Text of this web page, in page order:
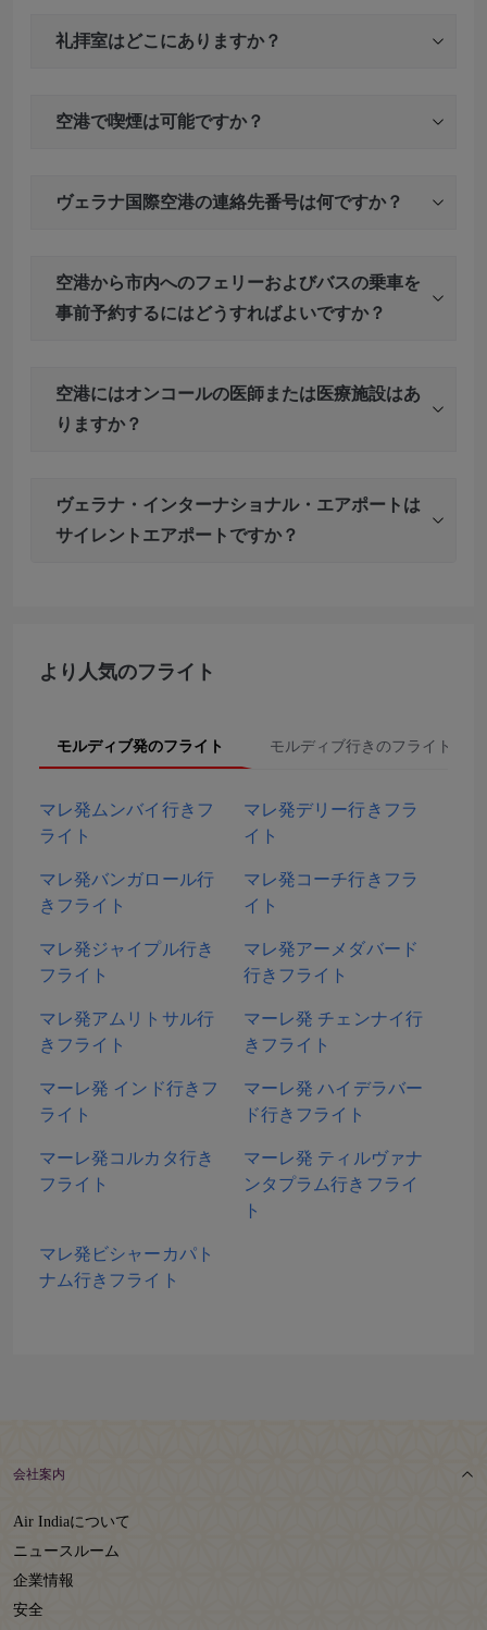
礼拝室はどこにありますか？
空港で喫煙は可能ですか？
ヴェラナ国際空港の連絡先番号は何ですか？
空港から市内へのフェリーおよびバスの乗車を
事前予約するにはどうすればよいですか？
空港にはオンコールの医師または医療施設はあ
りますか？
ヴェラナ・インターナショナル・エアポートは
サイレントエアポートですか？
より人気のフライト
モルディブ発のフライト モルディブ行きのフライト
マレ発ムンバイ行きフ
ライト
マレ発デリー行きフラ
イト
マレ発バンガロール行
きフライト
マレ発コーチ行きフラ
イト
マレ発ジャイプル行き
フライト
マレ発アーメダバード
行きフライト
マレ発アムリトサル行
きフライト
マーレ発 チェンナイ行
きフライト
マーレ発 インド行きフ
ライト
マーレ発 ハイデラバー
ド行きフライト
マーレ発コルカタ行き
フライト
マーレ発 ティルヴァナ
ンタプラム行きフライ
ト
マレ発ビシャーカパト
ナム行きフライト
会社案内
Air Indiaについて
ニュースルーム
企業情報
安全